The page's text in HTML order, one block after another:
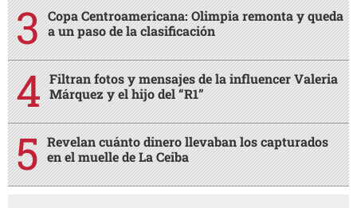
Copa Centroamericana: Olimpia remonta y queda
a un paso de la clasificación
Filtran fotos y mensajes de la influencer Valeria
Márquez y el hijo del “R1”
Revelan cuánto dinero llevaban los capturados
en el muelle de La Ceiba